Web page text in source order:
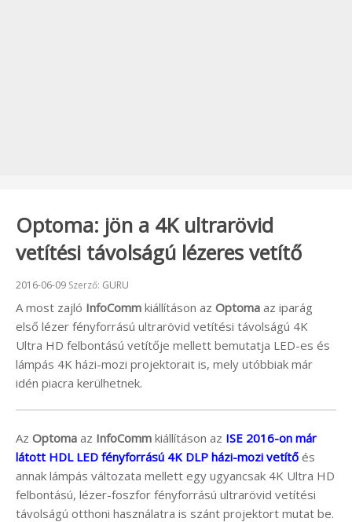
Optoma: jön a 4K ultrarövid
vetítési távolságú lézeres vetítő
Beküldve:
2016-06-09 Szerző: GURU
A most zajló InfoComm kiállításon az Optoma az iparág
első lézer fényforrású ultrarövid vetítési távolságú 4K
Ultra HD felbontású vetítője mellett bemutatja LED-es és
lámpás 4K házi-mozi projektorait is, mely utóbbiak már
idén piacra kerülhetnek.
Az Optoma az InfoComm kiállításon az ISE 2016-on már
látott HDL LED fényforrású 4K DLP házi-mozi vetítő és
annak lámpás változata mellett egy ugyancsak 4K Ultra HD
felbontású, lézer-foszfor fényforrású ultrarövid vetítési
távolságú otthoni használatra is szánt projektort mutat be.